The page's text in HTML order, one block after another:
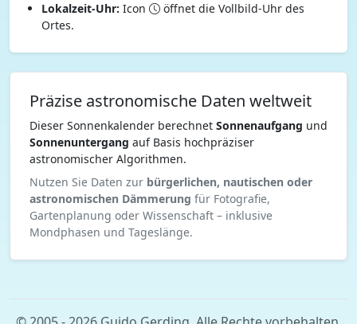
Lokalzeit-Uhr: Icon
öffnet die Vollbild-Uhr des
Ortes.
Präzise astronomische Daten weltweit
Dieser Sonnenkalender berechnet Sonnenaufgang und
Sonnenuntergang auf Basis hochpräziser
astronomischer Algorithmen.
Nutzen Sie Daten zur bürgerlichen, nautischen oder
astronomischen Dämmerung für Fotografie,
Gartenplanung oder Wissenschaft – inklusive
Mondphasen und Tageslänge.